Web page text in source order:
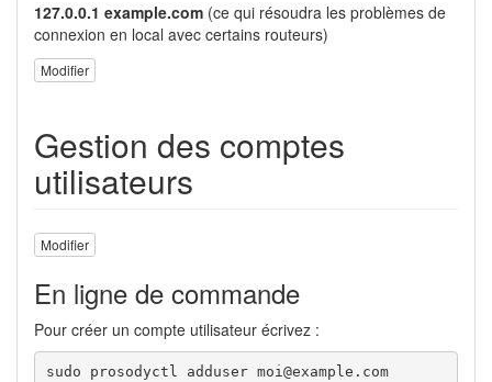
127.0.0.1 example.com (ce qui résoudra les problèmes de
connexion en local avec certains routeurs)
Modifier
Gestion des comptes
utilisateurs
Modifier
En ligne de commande
Pour créer un compte utilisateur écrivez :
sudo prosodyctl adduser moi@example.com